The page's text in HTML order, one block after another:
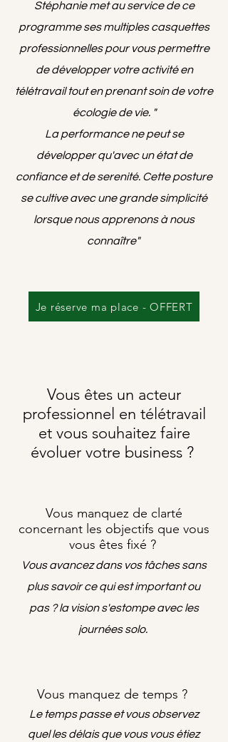
Stéphanie met au service de ce
programme ses multiples casquettes
professionnelles pour vous permettre
de développer votre activité en
télétravail tout en prenant soin de votre
écologie de vie. "
La performance ne peut se
développer qu'avec un état de
confiance et de serenité. Cette posture
se cultive avec une grande simplicité
lorsque nous apprenons à nous
connaître"
Je réserve ma place - OFFERT
Vous êtes un acteur
professionnel en télétravail
et vous souhaitez faire
évoluer votre business ?
Vous manquez de clarté
concernant les objectifs que vous
vous êtes fixé ?
Vous avancez dans vos tâches sans
plus savoir ce qui est important ou
pas ? la vision s'estompe avec les
journées solo.
Vous manquez de temps ?
Le temps passe et vous observez
quel les délais que vous vous étiez